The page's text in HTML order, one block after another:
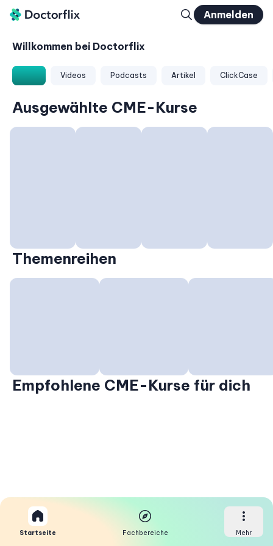
Anmelden
Willkommen bei Doctorflix
Videos Podcasts Artikel ClickCase
Ausgewählte CME-Kurse
Themenreihen
Empfohlene CME-Kurse für dich
Startseite Fachbereiche Mehr